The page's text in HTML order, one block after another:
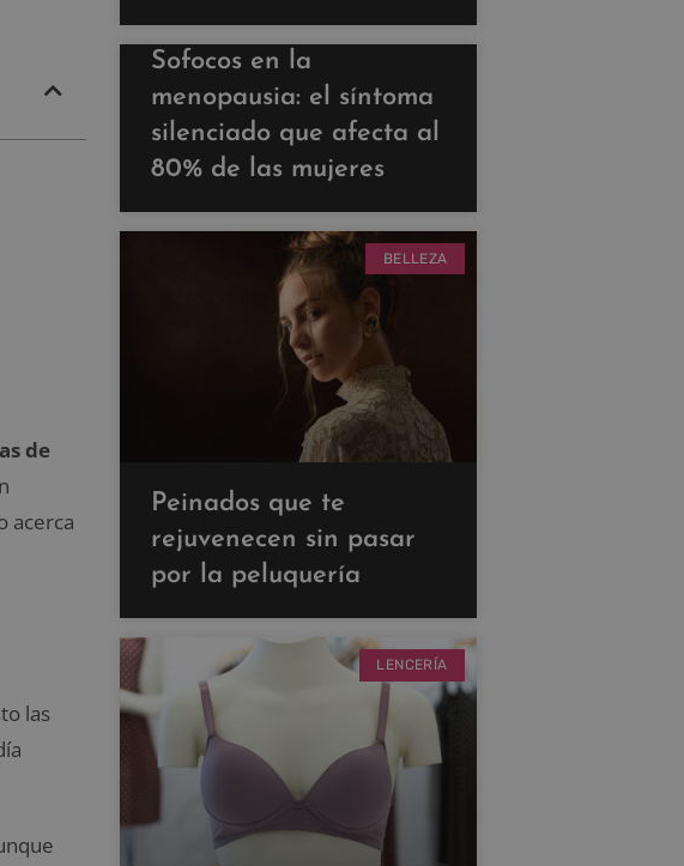
de
acerca
las
Sofocos en la
menopausia: el síntoma
silenciado que afecta al
80% de las mujeres
BELLEZA
Peinados que te
rejuvenecen sin pasar
por la peluquería
LENCERÍA